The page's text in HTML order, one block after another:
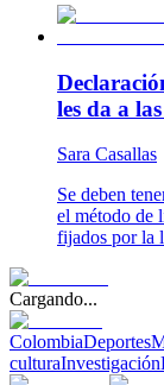
les da a
Sara Casallas
Se deben
el método de
fijados por la
Cargando...
ColombiaDeportes
culturaInvestigación